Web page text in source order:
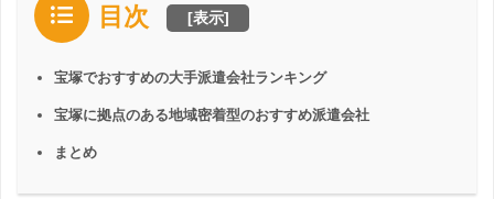
目次 [表示]
宝塚でおすすめの大手派遣会社ランキング
宝塚に拠点のある地域密着型のおすすめ派遣会社
まとめ